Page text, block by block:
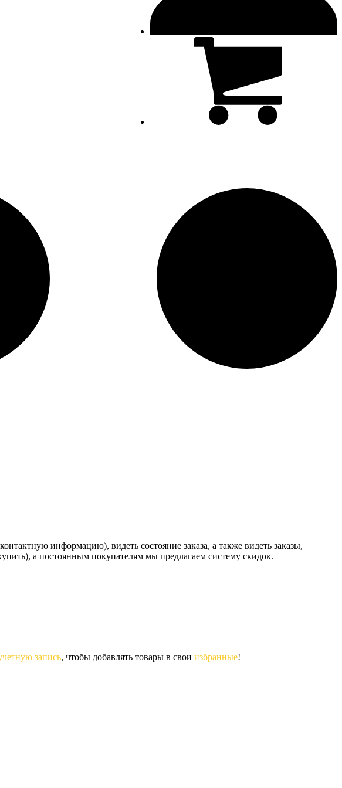
информацию), видеть состояние заказа, а также видеть заказы,
а постоянным покупателям мы предлагаем систему скидок.
запись, чтобы добавлять товары в свои избранные!